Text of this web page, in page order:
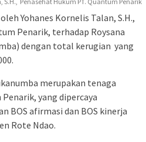
Yohanes Kornelis Talan, S.H.,
Penarik, terhadap Roysana
dengan total kerugian yang
merupakan tenaga
yang dipercaya
BOS afirmasi dan BOS kinerja
Rote Ndao.